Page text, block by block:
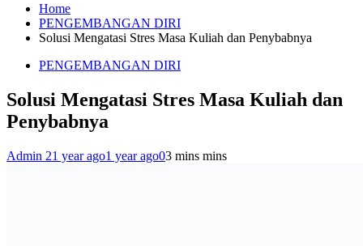
Home
PENGEMBANGAN DIRI
Solusi Mengatasi Stres Masa Kuliah dan Penybabnya
PENGEMBANGAN DIRI
Solusi Mengatasi Stres Masa Kuliah dan
Penybabnya
Admin 21 year ago1 year ago03 mins mins